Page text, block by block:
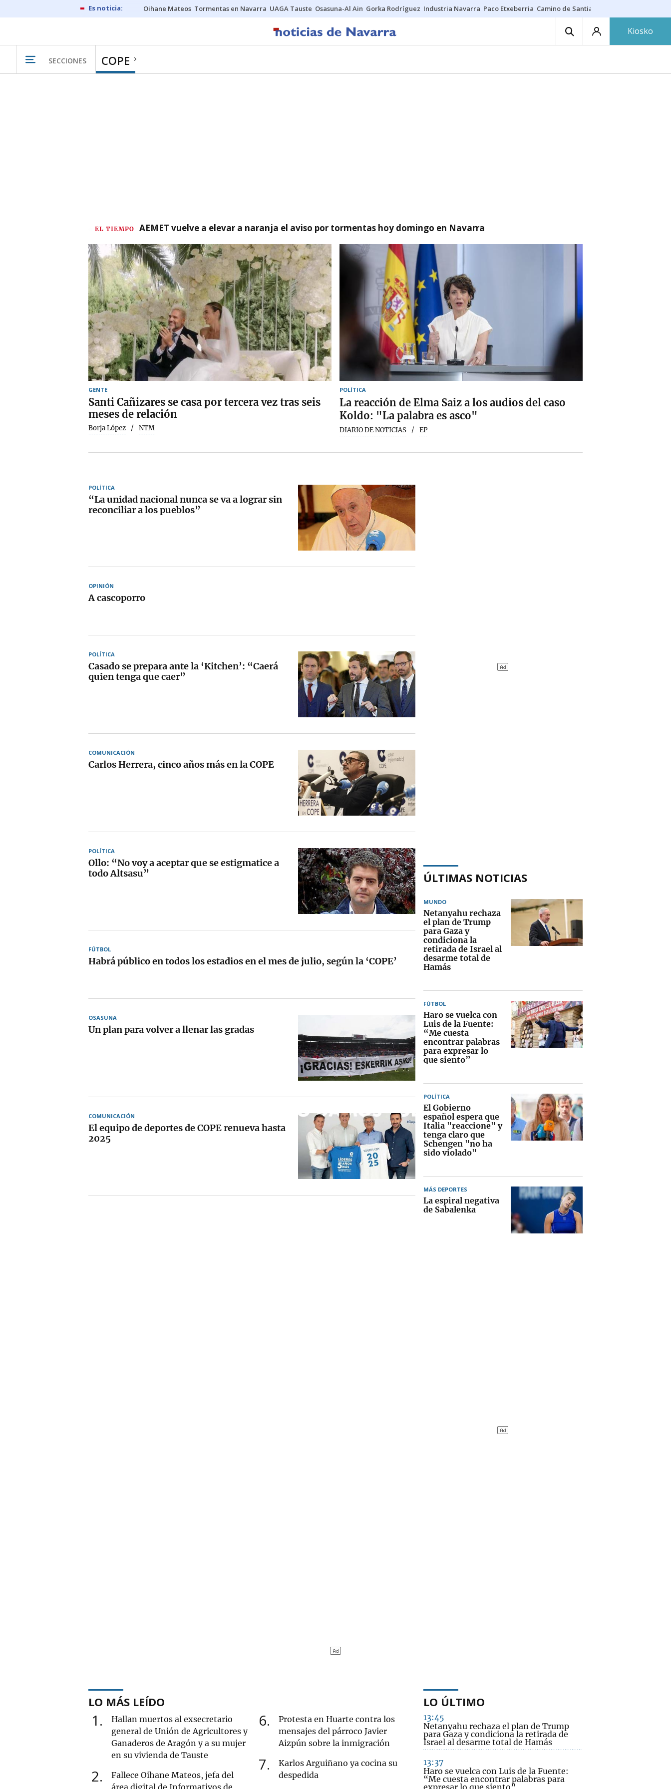
Oihane Mateos Tormentas en Navarra UAGA Tauste Osasuna-Al Ain Gorka Rodríguez Industria Navarra Paco Etxeberria Camino de Santiago
Kiosko
SECCIONES COPE
EL TIEMPO AEMET vuelve a elevar a naranja el aviso por tormentas hoy domingo en Navarra
GENTE
Santi Cañizares se casa por tercera vez tras seis
meses de relación
Borja López NTM
POLÍTICA
La reacción de Elma Saiz a los audios del caso
Koldo: "La palabra es asco"
DIARIO DE NOTICIAS EP
POLÍTICA
“La unidad nacional nunca se va a lograr sin
reconciliar a los pueblos”
OPINIÓN
A cascoporro
POLÍTICA
Casado se prepara ante la ‘Kitchen’: “Caerá
quien tenga que caer”
COMUNICACIÓN
Carlos Herrera, cinco años más en la COPE
POLÍTICA
Ollo: “No voy a aceptar que se estigmatice a
todo Altsasu”
FÚTBOL
Habrá público en todos los estadios en el mes de julio, según la ‘COPE’
OSASUNA
Un plan para volver a llenar las gradas
COMUNICACIÓN
El equipo de deportes de COPE renueva hasta
2025
ÚLTIMAS NOTICIAS
MUNDO
Netanyahu rechaza
el plan de Trump
para Gaza y
condiciona la
retirada de Israel al
desarme total de
Hamás
FÚTBOL
Haro se vuelca con
Luis de la Fuente:
“Me cuesta
encontrar palabras
para expresar lo
que siento”
POLÍTICA
El Gobierno
español espera que
Italia "reaccione" y
tenga claro que
Schengen "no ha
sido violado"
MÁS DEPORTES
La espiral negativa
de Sabalenka
LO MÁS LEÍDO
1
Hallan muertos al exsecretario
general de Unión de Agricultores y
Ganaderos de Aragón y a su mujer
en su vivienda de Tauste
2
Fallece Oihane Mateos, jefa del
área digital de Informativos de
6
Protesta en Huarte contra los
mensajes del párroco Javier
Aizpún sobre la inmigración
7
Karlos Arguiñano ya cocina su
despedida
LO ÚLTIMO
13:45
Netanyahu rechaza el plan de Trump
para Gaza y condiciona la retirada de
Israel al desarme total de Hamás
13:37
Haro se vuelca con Luis de la Fuente:
“Me cuesta encontrar palabras para
expresar lo que siento”